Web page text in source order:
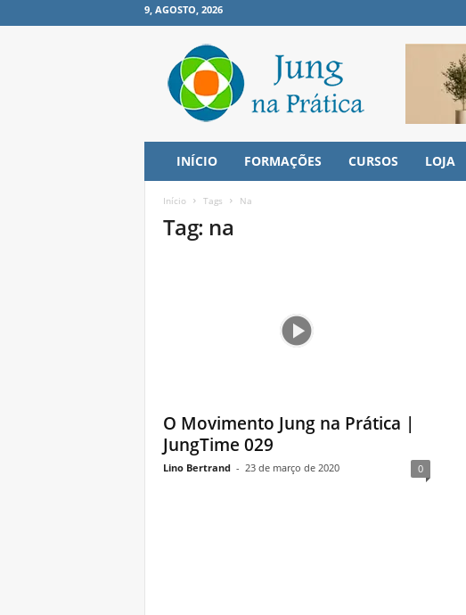
9, AGOSTO, 2026
INÍCIO FORMAÇÕES CURSOS LOJA
Início Tags Na
Tag: na
O Movimento Jung na Prática |
JungTime 029
Lino Bertrand - 23 de março de 2020 0